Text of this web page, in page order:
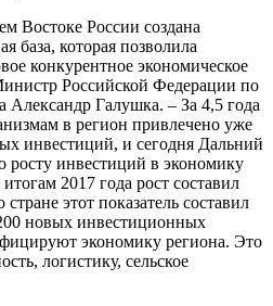
Востоке России создана
база, которая позволила
конкурентное экономическое
Российской Федерации по
Александр Галушка. – За 4,5 года
в регион привлечено уже
инвестиций, и сегодня Дальний
росту инвестиций в экономику
2017 года рост составил
этот показатель составил
новых инвестиционных
экономику региона. Это
логистику, сельское